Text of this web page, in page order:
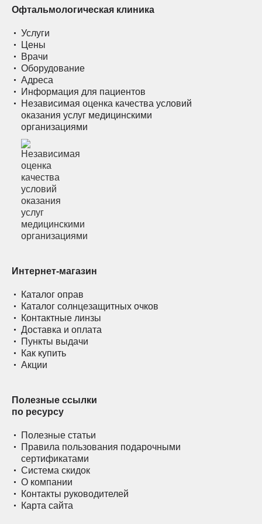
Офтальмологическая клиника
Услуги
Цены
Врачи
Оборудование
Адреса
Информация для пациентов
Независимая оценка качества условий
оказания услуг медицинскими
организациями
Интернет-магазин
Каталог оправ
Каталог солнцезащитных очков
Контактные линзы
Доставка и оплата
Пункты выдачи
Как купить
Акции
Полезные ссылки
по ресурсу
Полезные статьи
Правила пользования подарочными
сертификатами
Система скидок
О компании
Контакты руководителей
Карта сайта